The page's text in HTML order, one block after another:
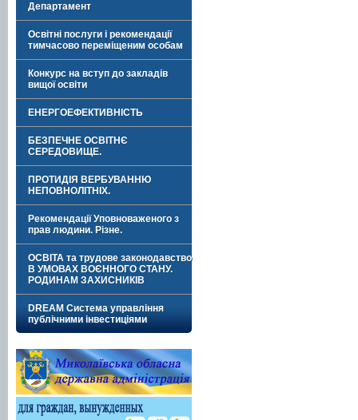
Департамент
Освітні послуги і рекомендації
тимчасово переміщеним особам
Конкурс на вступ до закладів
вищої освіти
ЕНЕРГОЕФЕКТИВНІСТЬ
БЕЗПЕЧНЕ ОСВІТНЄ
СЕРЕДОВИЩЕ.
ПРОТИДІЯ ВЕРБУВАННЮ
НЕПОВНОЛІТНІХ.
Рекомендації Уповноваженого з
прав людини. Різне.
ОСВІТА та трудове законодавство
В УМОВАХ ВОЄННОГО СТАНУ.
РОДИНАМ ЗАХИСНИКІВ
DREAM Система управління
публічними інвестиціями